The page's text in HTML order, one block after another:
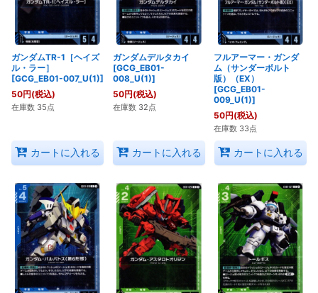
ガンダムTR-1［ヘイズ
ル・ラー］
[GCG_EB01-007_U(1)]
50円(税込)
在庫数 35点
カートに入れる
ガンダムデルタカイ
[GCG_EB01-
008_U(1)]
50円(税込)
在庫数 32点
カートに入れる
フルアーマー・ガンダ
ム（サンダーボルト
版）（EX）
[GCG_EB01-
009_U(1)]
50円(税込)
在庫数 33点
カートに入れる